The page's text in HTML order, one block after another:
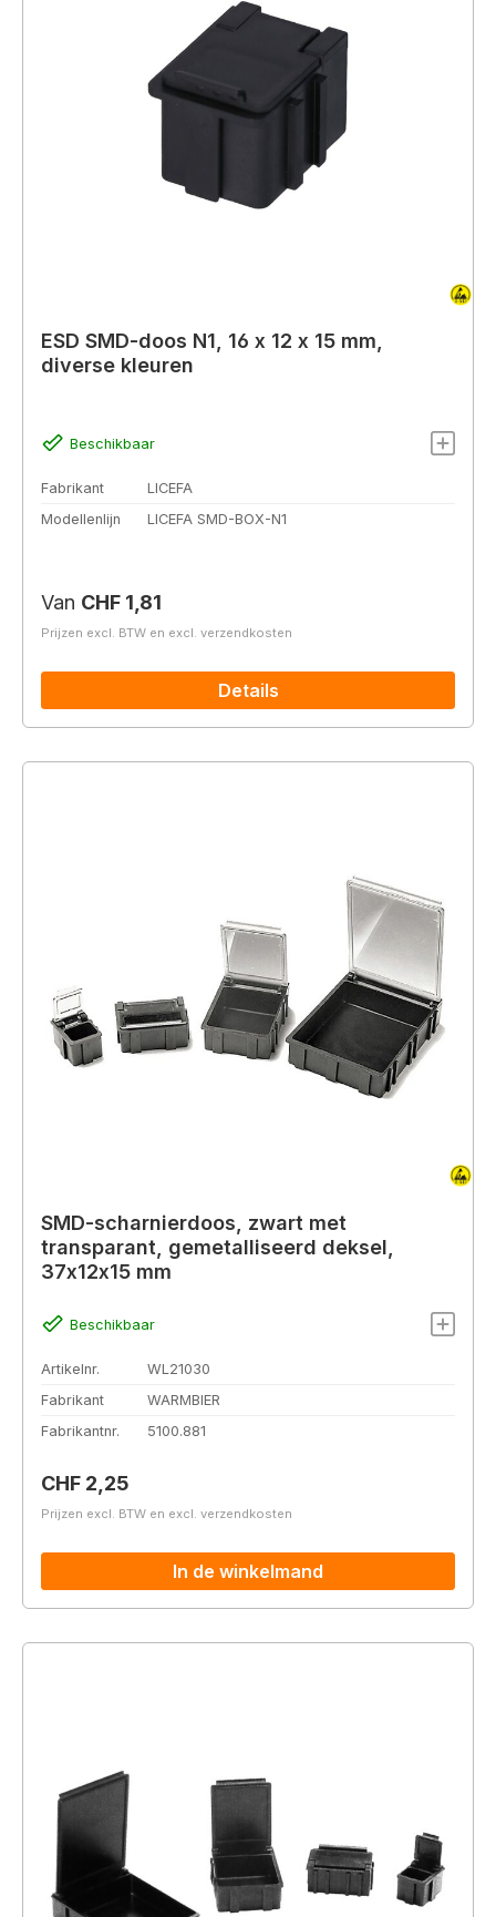
ESD SMD-doos N1, 16 x 12 x 15 mm,
diverse kleuren
Beschikbaar
Fabrikant
LICEFA
Modellenlijn
LICEFA SMD-BOX-N1
Normale prijs:
Van CHF 1,81
Prijzen excl. BTW en excl. verzendkosten
Details
SMD-scharnierdoos, zwart met
transparant, gemetalliseerd deksel,
37x12x15 mm
Beschikbaar
Artikelnr.
WL21030
Fabrikant
WARMBIER
Fabrikantnr.
5100.881
Normale prijs:
CHF 2,25
Prijzen excl. BTW en excl. verzendkosten
In de winkelmand